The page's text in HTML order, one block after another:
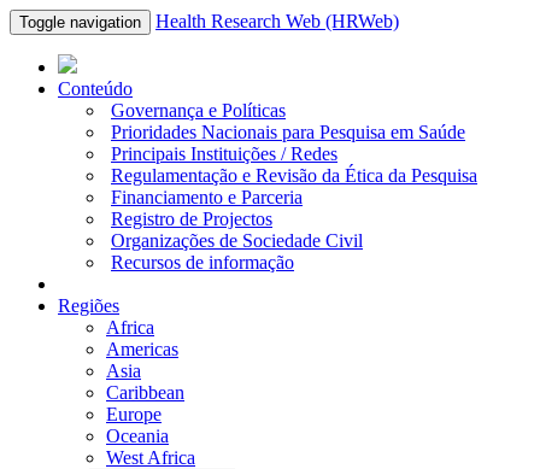
Toggle navigation Health Research Web (HRWeb)
Conteúdo
Governança e Políticas
Prioridades Nacionais para Pesquisa em Saúde
Principais Instituições / Redes
Regulamentação e Revisão da Ética da Pesquisa
Financiamento e Parceria
Registro de Projectos
Organizações de Sociedade Civil
Recursos de informação
Regiões
Africa
Americas
Asia
Caribbean
Europe
Oceania
West Africa